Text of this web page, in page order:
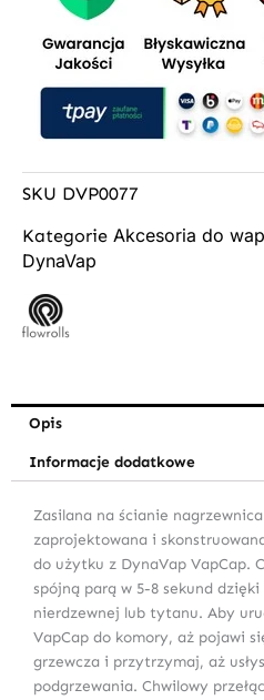
SKU DVP0077
Kategorie Akcesoria do
DynaVap
Opis
Informacje dodatkowe
Zasilana na ścianie
zaprojektowana i
do użytku z DynaVap VapCap.
spójną parą w 5-8 sekund
nierdzewnej lub tytanu. Aby
VapCap do komory, aż pojawi
grzewcza i przytrzymaj, aż
podgrzewania. Chwilowy